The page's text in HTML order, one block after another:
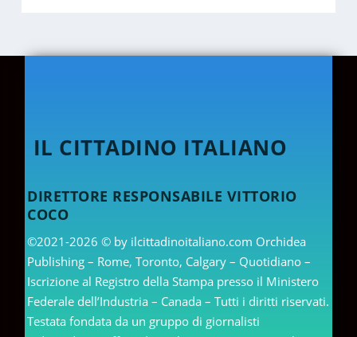
IL CITTADINO ITALIANO
DIRETTORE RESPONSABILE VITTORIO
COCO
©2021-2026 © by ilcittadinoitaliano.com Orchidea
Publishing – Rome, Toronto, Calgary – Quotidiano –
Iscrizione al Registro della Stampa presso il Ministero
Federale dell’Industria – Canada – Tutti i diritti riservati.
Testata fondata da un gruppo di giornalisti